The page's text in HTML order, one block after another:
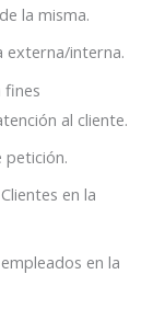
la misma.
externa/interna.
fines
al cliente.
petición.
en la
en la